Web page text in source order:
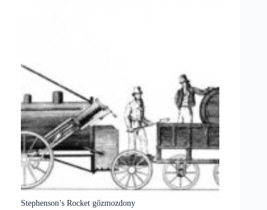
Stephenson’s Rocket gőzmozdony